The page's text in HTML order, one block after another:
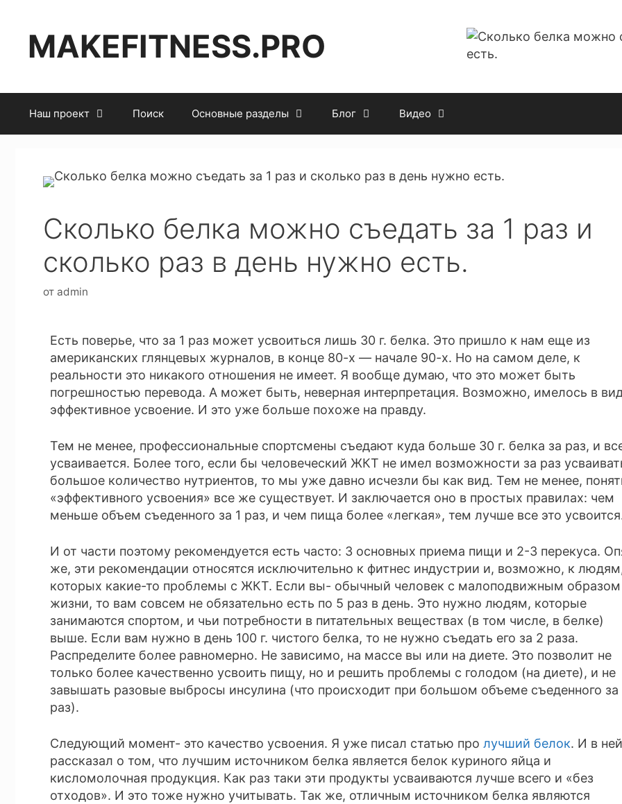
MAKEFITNESS.PRO
Наш проект Поиск Основные разделы Блог Видео
Сколько белка можно съедать за 1 раз и
сколько раз в день нужно есть.
от admin
Есть поверье, что за 1 раз может усвоиться лишь 30 г. белка. Это пришло к нам еще из
американских глянцевых журналов, в конце 80-х — начале 90-х. Но на самом деле, к
реальности это никакого отношения не имеет. Я вообще думаю, что это может быть
погрешностью перевода. А может быть, неверная интерпретация. Возможно, имелось в
эффективное усвоение. И это уже больше похоже на правду.
Тем не менее, профессиональные спортсмены съедают куда больше 30 г. белка за раз, и
усваивается. Более того, если бы человеческий ЖКТ не имел возможности за раз
большое количество нутриентов, то мы уже давно исчезли бы как вид. Тем не менее,
«эффективного усвоения» все же существует. И заключается оно в простых правилах: чем
меньше объем съеденного за 1 раз, и чем пища более «легкая», тем лучше все это
И от части поэтому рекомендуется есть часто: 3 основных приема пищи и 2-3 перекуса.
же, эти рекомендации относятся исключительно к фитнес индустрии и, возможно, к
которых какие-то проблемы с ЖКТ. Если вы- обычный человек с малоподвижным образом
жизни, то вам совсем не обязательно есть по 5 раз в день. Это нужно людям, которые
занимаются спортом, и чьи потребности в питательных веществах (в том числе, в белке)
выше. Если вам нужно в день 100 г. чистого белка, то не нужно съедать его за 2 раза.
Распределите более равномерно. Не зависимо, на массе вы или на диете. Это позволит не
только более качественно усвоить пищу, но и решить проблемы с голодом (на диете), и не
завышать разовые выбросы инсулина (что происходит при большом объеме съеденного за
раз).
Следующий момент- это качество усвоения. Я уже писал статью про лучший белок. И в ней
рассказал о том, что лучшим источником белка является белок куриного яйца и
кисломолочная продукция. Как раз таки эти продукты усваиваются лучше всего и «без
отходов». И это тоже нужно учитывать. Так же, отличным источником белка являются